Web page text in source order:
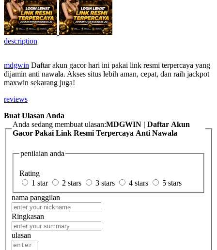
description
mdgwin Daftar akun gacor hari ini pakai link resmi terpercaya yang
dijamin anti nawala. Akses situs lebih aman, cepat, dan raih jackpot
maxwin sekarang juga!
reviews
Buat Ulasan Anda
Anda sedang membuat ulasan:MDGWIN | Daftar Akun
Gacor Pakai Link Resmi Terpercaya Anti Nawala
penilaian anda
Rating
1 star
2 stars 3 stars 4 stars
5 stars
nama panggilan
Ringkasan
ulasan